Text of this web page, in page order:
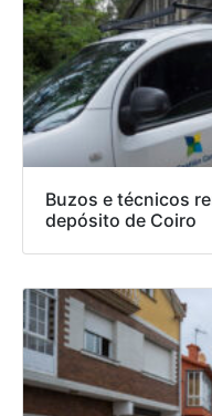
Buzos e técnicos
depósito de Coiro